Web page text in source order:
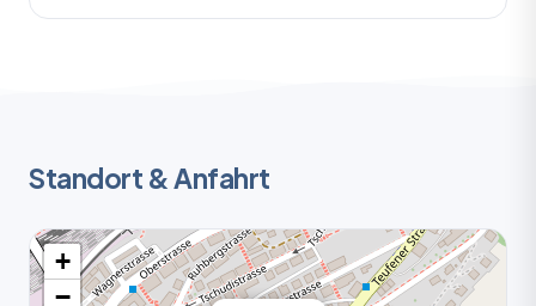
Standort & Anfahrt
+
−